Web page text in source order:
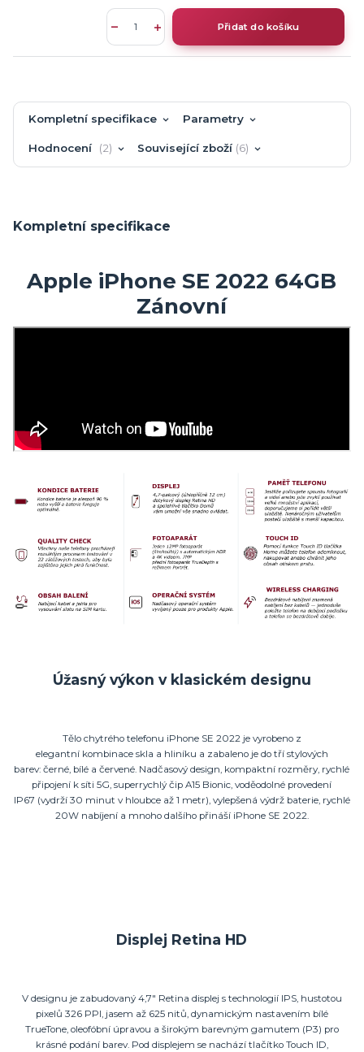
Přidat do košíku
Kompletní specifikace Parametry
Hodnocení 2 Související zboží 6
Kompletní specifikace
Apple iPhone SE 2022 64GB
Zánovní
Úžasný výkon v klasickém designu
Tělo chytrého telefonu iPhone SE 2022 je vyrobeno z
elegantní kombinace skla a hliníku a zabaleno je do tří stylových
barev: černé, bílé a červené. Nadčasový design, kompaktní rozměry, rychlé
připojení k síti 5G, superrychlý čip A15 Bionic, voděodolné provedení
IP67 (vydrží 30 minut v hloubce až 1 metr), vylepšená výdrž baterie, rychlé
20W nabíjení a mnoho dalšího přináší iPhone SE 2022.
Displej Retina HD
V designu je zabudovaný 4,7" Retina displej s technologií IPS, hustotou
pixelů 326 PPI, jasem až 625 nitů, dynamickým nastavením bílé
TrueTone, oleofóbní úpravou a širokým barevným gamutem (P3) pro
krásné podání barev. Pod displejem se nachází tlačítko Touch ID,